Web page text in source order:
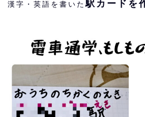
漢字・英語を書いた駅カードを